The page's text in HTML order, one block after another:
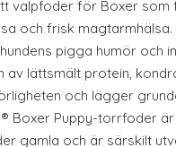
valpfoder för Boxer som
och frisk
pigga humör och
av lättsmält protein,
och lägger
Boxer Puppy-torrfoder
gamla och är särskilt